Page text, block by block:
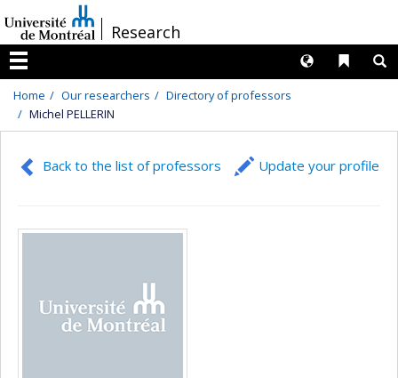
au
contenu
/Research
Menu
Liens
Langues
Home Our researchers
Directory of professors
Michel PELLERIN
Back to the list of professors Update your profile